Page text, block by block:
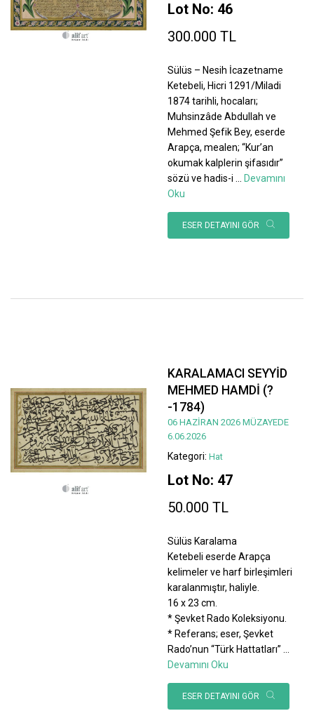
Lot No: 46
300.000 TL
Sülüs – Nesih İcazetname
Ketebeli, Hicri 1291/Miladi
1874 tarihli, hocaları;
Muhsinzâde Abdullah ve
Mehmed Şefik Bey, eserde
Arapça, mealen; “Kur’an
okumak kalplerin şifasıdır”
sözü ve hadis-i ... Devamını
Oku
ESER DETAYINI GÖR
KARALAMACI SEYYİD
MEHMED HAMDİ (?
-1784)
06 HAZİRAN 2026 MÜZAYEDE
6.06.2026
Kategori: Hat
Lot No: 47
50.000 TL
Sülüs Karalama
Ketebeli eserde Arapça
kelimeler ve harf birleşimleri
karalanmıştır, haliyle.
16 x 23 cm.
* Şevket Rado Koleksiyonu.
* Referans; eser, Şevket
Rado’nun “Türk Hattatları”
Devamını Oku
ESER DETAYINI GÖR